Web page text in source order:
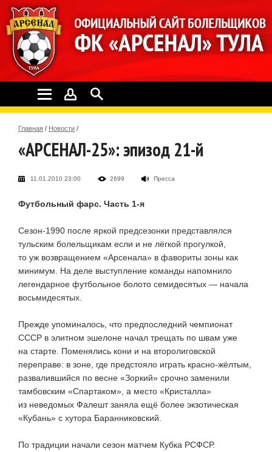
Главная / Новости /
«АРСЕНАЛ-25»: эпизод 21-й
11.01.2010 23:00 2699 Пресса
Футбольный фарс. Часть 1-я
Сезон-1990 после яркой предсезонки представлялся
тульским болельщикам если и не лёгкой прогулкой,
то уж возвращением «Арсенала» в фавориты зоны как
минимум. На деле выступление команды напомнило
легендарное футбольное болото семидесятых — начала
восьмидесятых.
Прежде упоминалось, что предпоследний чемпионат
СССР в элитном эшелоне начал трещать по швам уже
на старте. Поменялись кони и на второлиговской
переправе: в зоне, где предстояло играть красно-жёлтым
развалившийся по весне «Зоркий» срочно заменили
тамбовским «Спартаком», а место «Кристалла»
из неведомых Фалешт заняла ещё более экзотическая
«Кубань» с хутора Баранниковский.
По традиции начали сезон матчем Кубка РСФСР.